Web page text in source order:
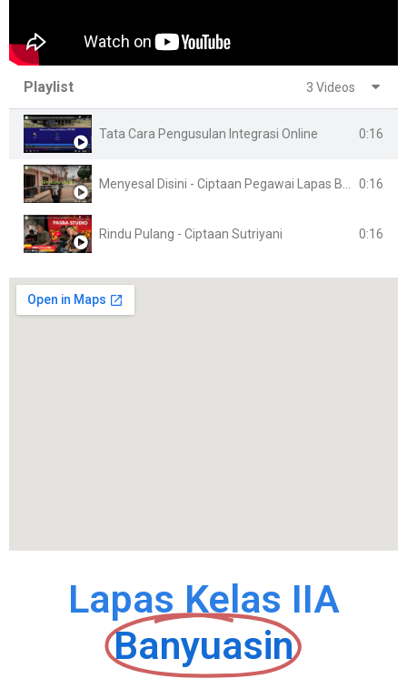
Playlist 3 Videos
Tata Cara Pengusulan Integrasi Online 0:16
Menyesal Disini - Ciptaan Pegawai Lapas Banyuasin 0:16
Rindu Pulang - Ciptaan Sutriyani 0:16
Lapas Kelas IIA
Banyuasin